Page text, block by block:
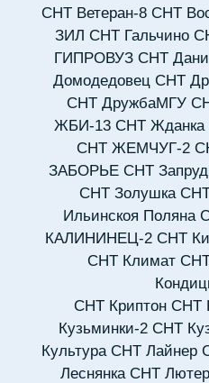
СНТ Ветеран-8 СНТ
ЗИЛ СНТ Гальчино
ГИПРОВУЗ СНТ
Домодедовец СНТ
СНТ ДружбаМГУ
ЖБИ-13 СНТ Жданка
СНТ ЖЕМЧУГ-2
ЗАБОРЬЕ СНТ
СНТ Золушка
Ильинскоя Поляна
КАЛИНИНЕЦ-2 СНТ
СНТ Климат
СНТ Криптон СНТ
Кузьминки-2 СНТ
Культура СНТ Лайнер
Леснянка СНТ